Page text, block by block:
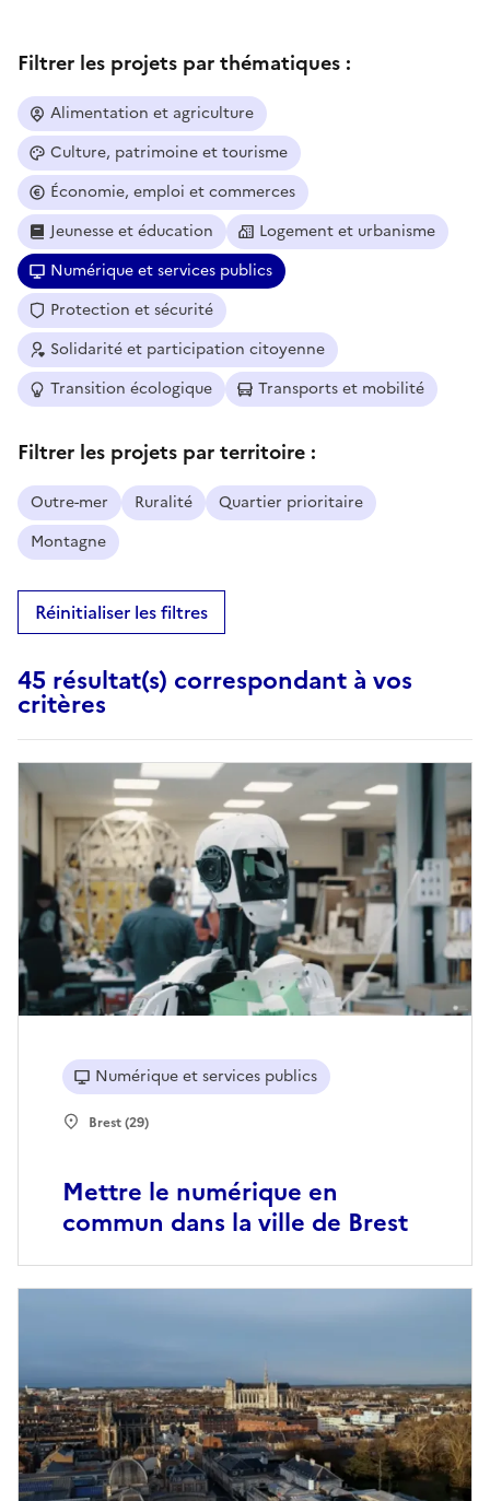
Filtrer les projets par thématiques :
Alimentation et agriculture
Culture, patrimoine et tourisme
Économie, emploi et commerces
Jeunesse et éducation
Logement et urbanisme
Numérique et services publics
Protection et sécurité
Solidarité et participation citoyenne
Transition écologique
Transports et mobilité
Filtrer les projets par territoire :
Outre-mer Ruralité
Quartier prioritaire
Montagne
Réinitialiser les filtres
45 résultat(s) correspondant à vos
critères
Mettre le numérique en
commun dans la ville de Brest
Numérique et services publics
Brest (29)